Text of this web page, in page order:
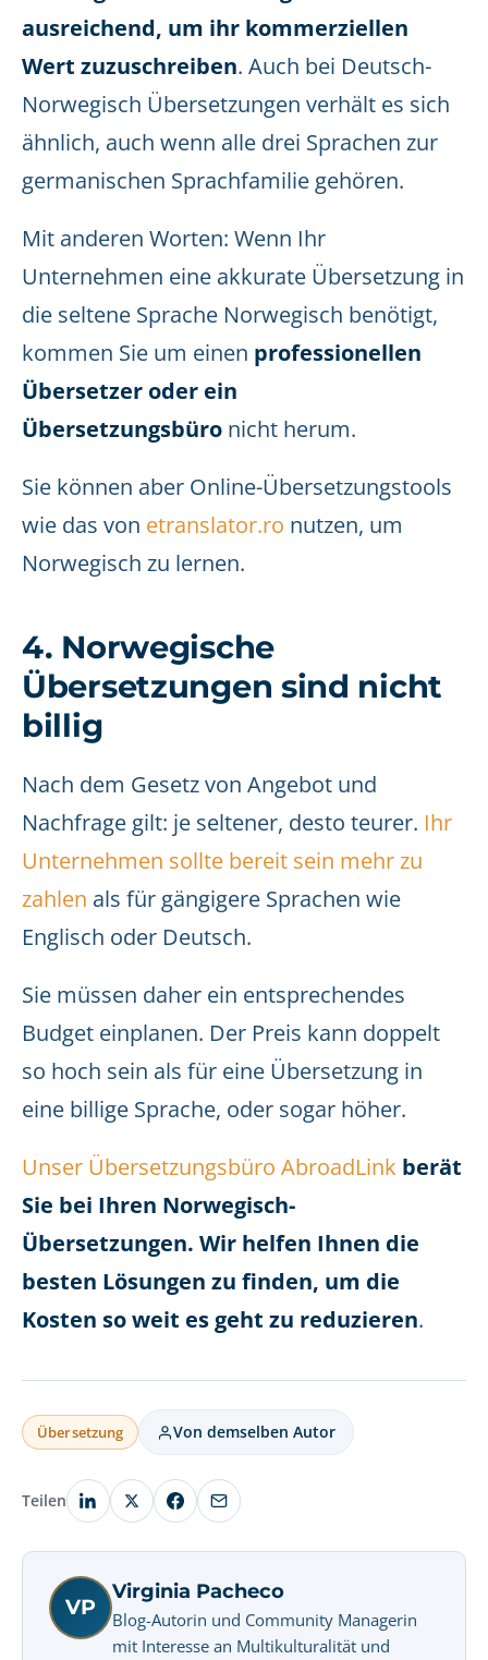
ausreichend, um ihr kommerziellen
Wert zuzuschreiben. Auch bei Deutsch-
Norwegisch Übersetzungen verhält es sich
ähnlich, auch wenn alle drei Sprachen zur
germanischen Sprachfamilie gehören.
Mit anderen Worten: Wenn Ihr
Unternehmen eine akkurate Übersetzung in
die seltene Sprache Norwegisch benötigt,
kommen Sie um einen professionellen
Übersetzer oder ein
Übersetzungsbüro nicht herum.
Sie können aber Online-Übersetzungstools
wie das von etranslator.ro nutzen, um
Norwegisch zu lernen.
4. Norwegische
Übersetzungen sind nicht
billig
Nach dem Gesetz von Angebot und
Nachfrage gilt: je seltener, desto teurer. Ihr
Unternehmen sollte bereit sein mehr zu
zahlen als für gängigere Sprachen wie
Englisch oder Deutsch.
Sie müssen daher ein entsprechendes
Budget einplanen. Der Preis kann doppelt
so hoch sein als für eine Übersetzung in
eine billige Sprache, oder sogar höher.
Unser Übersetzungsbüro AbroadLink berät
Sie bei Ihren Norwegisch-
Übersetzungen. Wir helfen Ihnen die
besten Lösungen zu finden, um die
Kosten so weit es geht zu reduzieren.
Übersetzung Von demselben Autor
Teilen
VP
Virginia Pacheco
Blog-Autorin und Community Managerin
mit Interesse an Multikulturalität und